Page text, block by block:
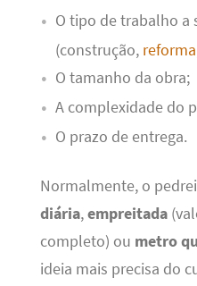
O tipo de trabalho a
(construção, reforma
O tamanho da obra;
A complexidade do
O prazo de entrega.
Normalmente, o
diária,empreitada
completo) ou metro
ideia mais precisa do